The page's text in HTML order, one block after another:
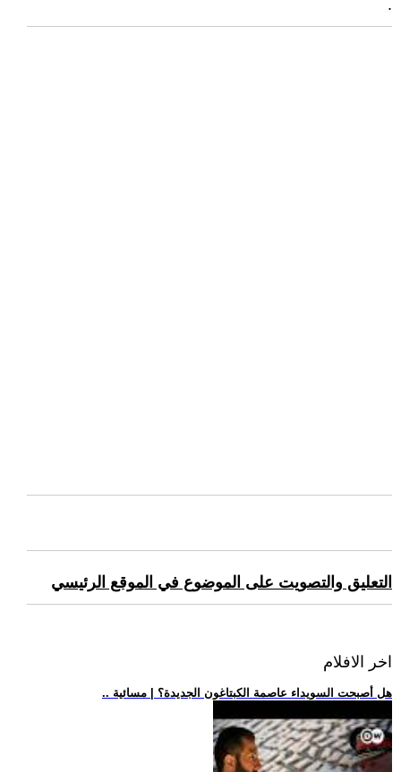
.
التعليق والتصويت على الموضوع في الموقع الرئيسي
اخر الافلام
.. هل أصبحت السويداء عاصمة الكبتاغون الجديدة؟ | مسائية